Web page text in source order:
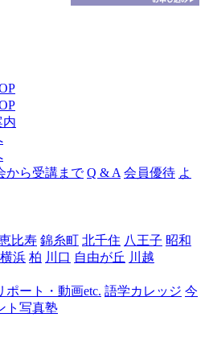
内
から受講まで Q & A 会員優待 よ
比寿 錦糸町 北千住 八王子 昭和
横浜 柏 川口 自由が丘 川越
ポート・動画etc. 語学カレッジ 今
ト写真塾